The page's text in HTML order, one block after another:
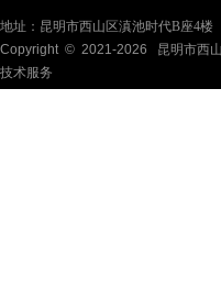
地址：昆明市西山区滇池时代B座4楼
Copyright © 2021-2026
昆明市西
技术服务